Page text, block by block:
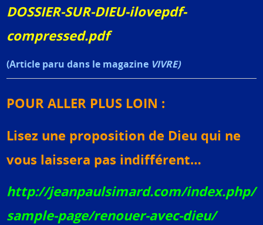
DOSSIER-SUR-DIEU-ilovepdf-
compressed.pdf
(Article paru dans le magazine VIVRE)
POUR ALLER PLUS LOIN :
Lisez une proposition de Dieu qui ne
vous laissera pas indifférent…
http://jeanpaulsimard.com/index.php/
sample-page/renouer-avec-dieu/